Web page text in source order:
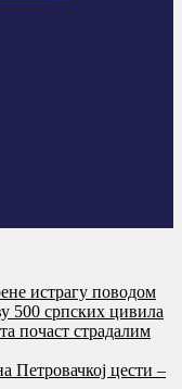
истрагу поводом
500 српских цивила
почаст страдалим
Петровачкој цести –